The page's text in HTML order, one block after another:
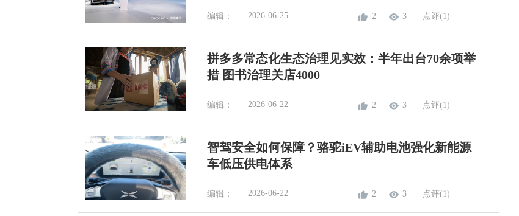
编辑： 2026-06-25 2 3 点评(1)
拼多多常态化生态治理见实效：半年出台70余项举
措 图书治理关店4000
编辑： 2026-06-22 2 3 点评(1)
智驾安全如何保障？骆驼iEV辅助电池强化新能源
车低压供电体系
编辑： 2026-06-22 2 3 点评(1)